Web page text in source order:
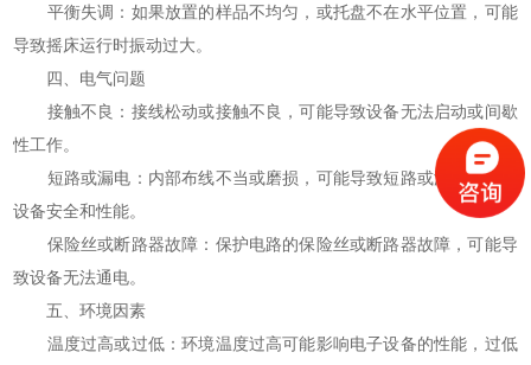
平衡失调：如果放置的样品不均匀，或托盘不在水平位置，可能
导致摇床运行时振动过大。
四、电气问题
接触不良：接线松动或接触不良，可能导致设备无法启动或间歇
性工作。
短路或漏电：内部布线不当或磨损，可能导致短路或漏电，影响
设备安全和性能。
保险丝或断路器故障：保护电路的保险丝或断路器故障，可能导
致设备无法通电。
五、环境因素
温度过高或过低：环境温度过高可能影响电子设备的性能，过低